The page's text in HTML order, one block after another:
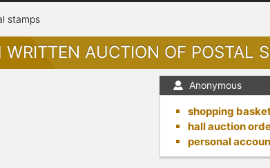
stamps
AUCTION OF POSTAL
Anonymous
shopping
hall auction
personal